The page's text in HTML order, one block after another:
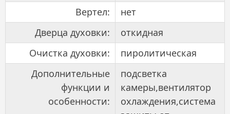
Вертел:
нет
Дверца духовки:
откидная
Очистка духовки:
пиролитическая
Дополнительные
функции и
особенности:
подсветка
камеры,вентилятор
охлаждения,система